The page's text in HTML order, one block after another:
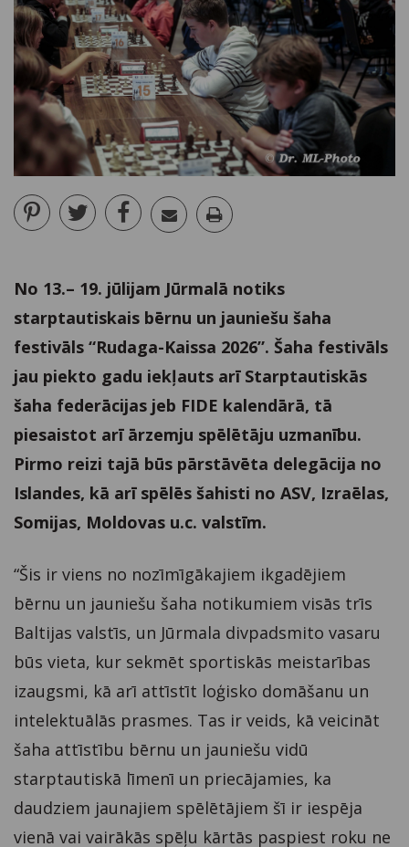
No 13.– 19. jūlijam Jūrmalā notiks
starptautiskais bērnu un jauniešu šaha
festivāls “Rudaga-Kaissa 2026”. Šaha festivāls
jau piekto gadu iekļauts arī Starptautiskās
šaha federācijas jeb FIDE kalendārā, tā
piesaistot arī ārzemju spēlētāju uzmanību.
Pirmo reizi tajā būs pārstāvēta delegācija no
Islandes, kā arī spēlēs šahisti no ASV, Izraēlas,
Somijas, Moldovas u.c. valstīm.
“Šis ir viens no nozīmīgākajiem ikgadējiem
bērnu un jauniešu šaha notikumiem visās trīs
Baltijas valstīs, un Jūrmala divpadsmito vasaru
būs vieta, kur sekmēt sportiskās meistarības
izaugsmi, kā arī attīstīt loģisko domāšanu un
intelektuālās prasmes. Tas ir veids, kā veicināt
šaha attīstību bērnu un jauniešu vidū
starptautiskā līmenī un priecājamies, ka
daudziem jaunajiem spēlētājiem šī ir iespēja
vienā vai vairākās spēļu kārtās paspiest roku ne